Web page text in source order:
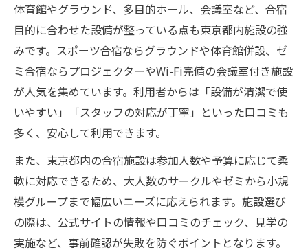
大学生合宿における東京合宿安い施設の探
し方
スポーツ合宿施設を安価に利用するコツと
は
東京で合宿宿泊費を抑えて満足度向上を実
デア
大学生合宿施設を東京都で選ぶ基準とは
大学生合宿に必要な東京都施設の選定基準
スポーツ合宿施設関東で選ぶべき東京の特
体育館やグラウンド、多目的ホール、会議室など、合宿
目的に合わせた設備が整っている点も東京都内施設の強
みです。スポーツ合宿ならグラウンドや体育館併設、ゼ
ミ合宿ならプロジェクターやWi-Fi完備の会議室付き施設
が人気を集めています。利用者からは「設備が清潔で使
いやすい」「スタッフの対応が丁寧」といった口コミも
多く、安心して利用できます。
また、東京都内の合宿施設は参加人数や予算に応じて柔
軟に対応できるため、大人数のサークルやゼミから小規
模グループまで幅広いニーズに応えられます。施設選び
の際は、公式サイトの情報や口コミのチェック、見学の
実施など、事前確認が失敗を防ぐポイントとなります。